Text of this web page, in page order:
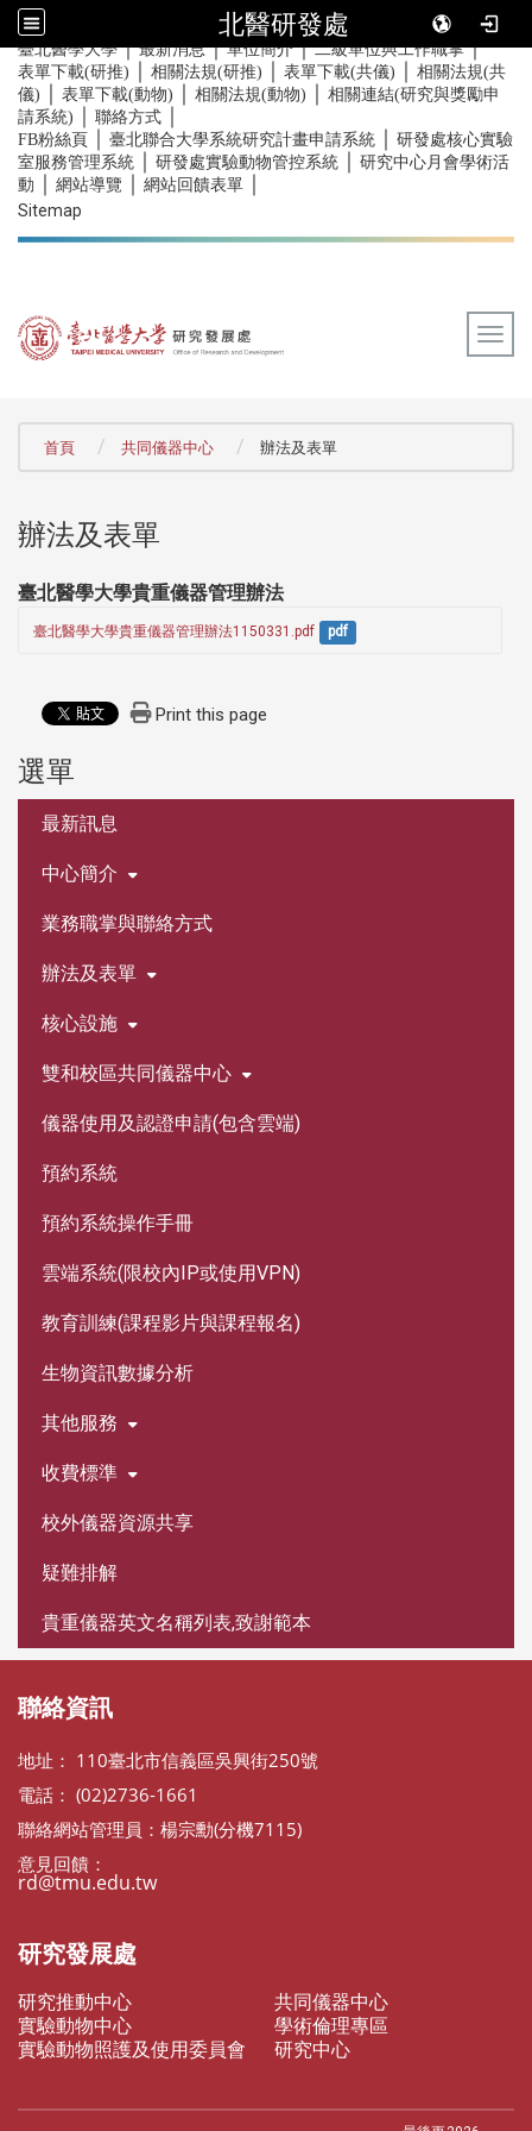
北醫研發處
::: 臺北醫學大學｜最新消息｜單位簡介｜二級單位與工作職掌｜
表單下載(研推) 相關法規(研推) 表單下載(共儀)
相關法規(共
儀)
表單下載(動物) 相關法規(動物)
相關連結(研究與獎勵申
請系統)
聯絡方式
FB粉絲頁 臺北聯合大學系統研究計畫申請系統
研發處核心實驗
室服務管理系統
研發處實驗動物管控系統
研究中心月會學術活
動
網站導覽 網站回饋表單
Sitemap
首頁 共同儀器中心 辦法及表單
辦法及表單
臺北醫學大學貴重儀器管理辦法
臺北醫學大學貴重儀器管理辦法1150331.pdf pdf
Print this page
選單
最新訊息
中心簡介
業務職掌與聯絡方式
辦法及表單
核心設施
雙和校區共同儀器中心
儀器使用及認證申請(包含雲端)
預約系統
預約系統操作手冊
雲端系統(限校內IP或使用VPN)
教育訓練(課程影片與課程報名)
生物資訊數據分析
其他服務
收費標準
校外儀器資源共享
疑難排解
貴重儀器英文名稱列表,致謝範本
聯絡資訊
地址： 110臺北市信義區吳興街250號
電話： (02)2736-1661
聯絡網站管理員：楊宗勳(分機7115)
意見回饋：
rd@tmu.edu.tw
研究發展處
研究推動中心
共同儀器中心
實驗動物中心
學術倫理專區
實驗動物照護及使用委員會
研究中心